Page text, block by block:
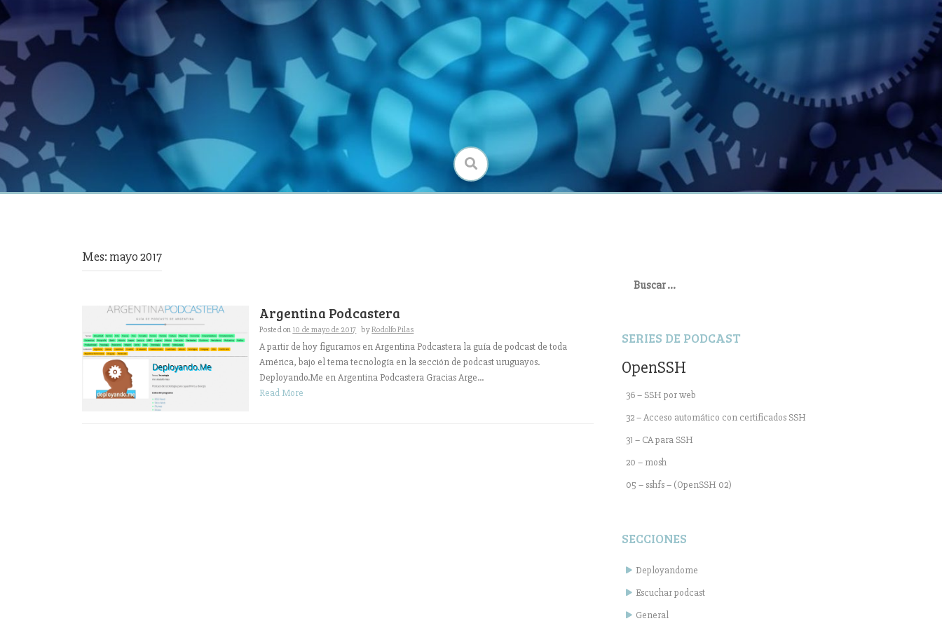
Mes: mayo 2017
Argentina Podcastera
Posted on 10 de mayo de 2017 byRodolfo Pilas
A partir de hoy figuramos en Argentina Podcastera la guía de podcast de toda
América, bajo el tema tecnología en la sección de podcast uruguayos.
Deployando.Me en Argentina Podcastera Gracias Arge...
Read More
SERIES DE PODCAST
OpenSSH
36 – SSH por web
32 – Acceso automático con certificados SSH
31 – CA para SSH
20 – mosh
05 – sshfs – (OpenSSH 02)
SECCIONES
Deployandome
Escuchar podcast
General